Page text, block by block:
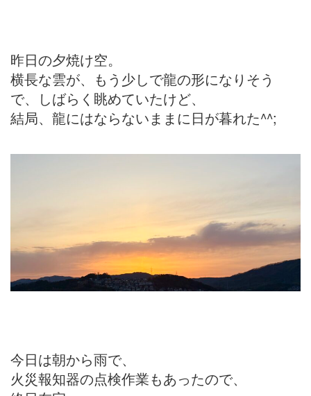
昨日の夕焼け空。
横長な雲が、もう少しで龍の形になりそう
で、しばらく眺めていたけど、
結局、龍にはならないままに日が暮れた^^;
今日は朝から雨で、
火災報知器の点検作業もあったので、